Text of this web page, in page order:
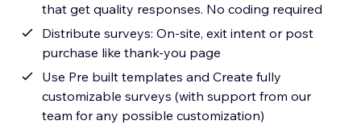
that get quality responses. No coding required
Distribute surveys: On-site, exit intent or post
purchase like thank-you page
Use Pre built templates and Create fully
customizable surveys (with support from our
team for any possible customization)